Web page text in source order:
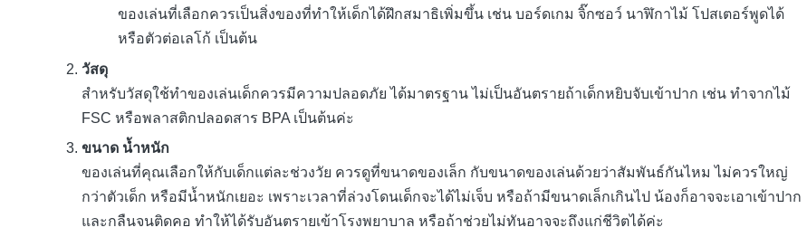
ของเล่นที่เลือกควรเป็นสิ่งของที่ทำให้เด็กได้ฝึกสมาธิเพิ่มขึ้น เช่น บอร์ดเกม จิ๊กซอว์ นาฬิกาไม้ โปสเตอร์พูดได้
หรือตัวต่อเลโก้ เป็นต้น
วัสดุ
สำหรับวัสดุใช้ทำของเล่นเด็กควรมีความปลอดภัย ได้มาตรฐาน ไม่เป็นอันตรายถ้าเด็กหยิบจับเข้าปาก เช่น ทำจากไม้
FSC หรือพลาสติกปลอดสาร BPA เป็นต้นค่ะ
ขนาด น้ำหนัก
ของเล่นที่คุณเลือกให้กับเด็กแต่ละช่วงวัย ควรดูที่ขนาดของเล็ก กับขนาดของเล่นด้วยว่าสัมพันธ์กันไหม ไม่ควรใหญ่
กว่าตัวเด็ก หรือมีน้ำหนักเยอะ เพราะเวลาที่ล่วงโดนเด็กจะได้ไม่เจ็บ หรือถ้ามีขนาดเล็กเกินไป น้องก็อาจจะเอาเข้าปาก
และกลืนจนติดคอ ทำให้ได้รับอันตรายเข้าโรงพยาบาล หรือถ้าช่วยไม่ทันอาจจะถึงแก่ชีวิตได้ค่ะ